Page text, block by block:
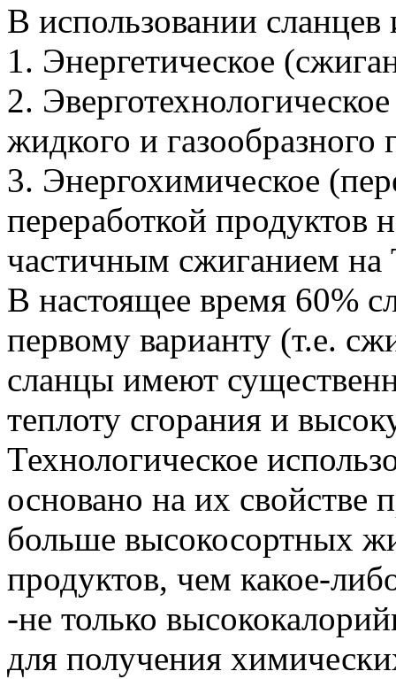
В использовании
1. Энергетическое
2.
жидкого и
3. Энергохимическое
переработкой
частичным сжиганием
В настоящее время 60%
первому варианту (т.е.
сланцы имеют
теплоту сгорания и
Технологическое
основано на их свойстве
больше высокосортных
продуктов, чем какое-
-не только
для получения